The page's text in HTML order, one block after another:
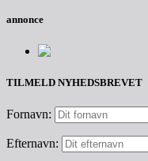
annonce
TILMELD NYHEDSBREVET
Fornavn:
Efternavn: